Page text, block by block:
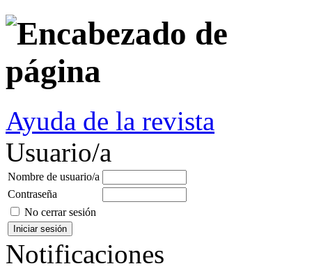
Ayuda de la revista
Usuario/a
Nombre de usuario/a
Contraseña
No cerrar sesión
Notificaciones